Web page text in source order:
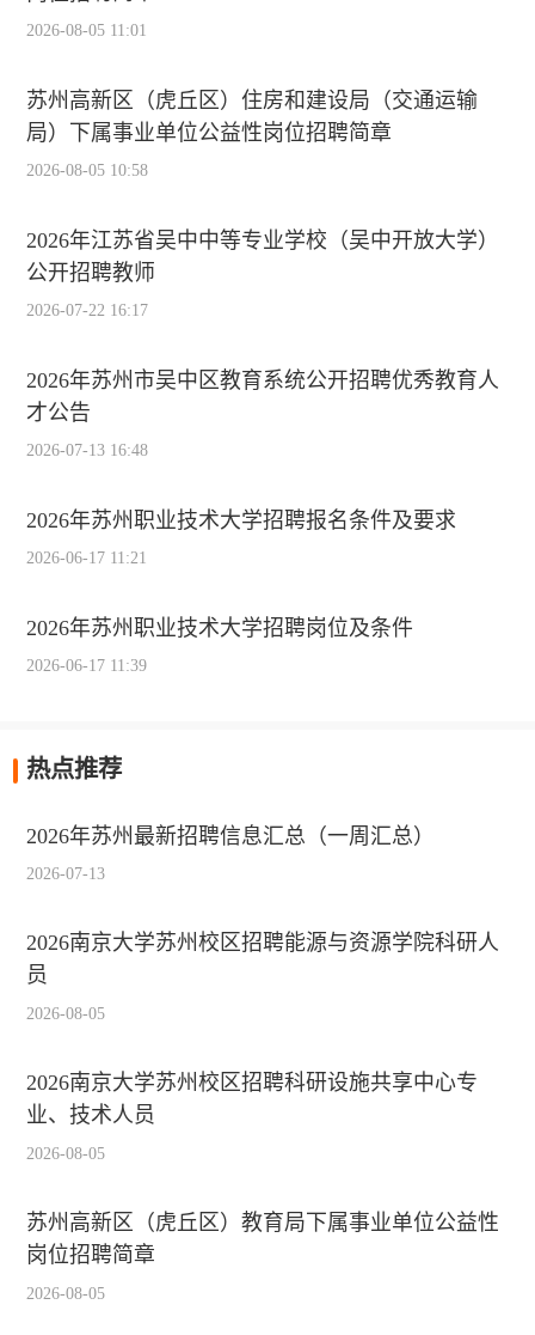
2026-08-05 11:01
苏州高新区（虎丘区）住房和建设局（交通运输
局）下属事业单位公益性岗位招聘简章
2026-08-05 10:58
2026年江苏省吴中中等专业学校（吴中开放大学）
公开招聘教师
2026-07-22 16:17
2026年苏州市吴中区教育系统公开招聘优秀教育人
才公告
2026-07-13 16:48
2026年苏州职业技术大学招聘报名条件及要求
2026-06-17 11:21
2026年苏州职业技术大学招聘岗位及条件
2026-06-17 11:39
热点推荐
2026年苏州最新招聘信息汇总（一周汇总）
2026-07-13
2026南京大学苏州校区招聘能源与资源学院科研人
员
2026-08-05
2026南京大学苏州校区招聘科研设施共享中心专
业、技术人员
2026-08-05
苏州高新区（虎丘区）教育局下属事业单位公益性
岗位招聘简章
2026-08-05